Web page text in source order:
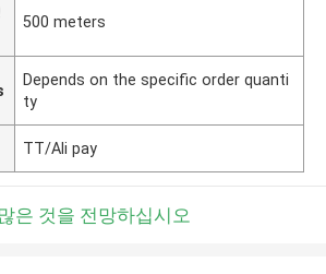
500 meters
Depends on the specific order quanti
ty
TT/Ali pay
은 것을 전망하십시오